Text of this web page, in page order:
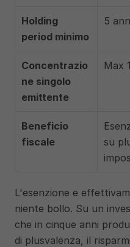
Holding
period minimo
5
Concentrazio
ne singolo
emittente
Max
Beneficio
fiscale
su
L'esenzione e
niente bollo. Su un
che in cinque anni
di plusvalenza, il